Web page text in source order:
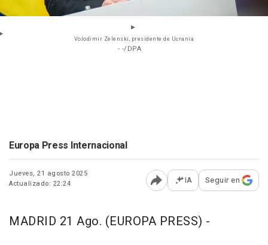
Volodimir Zelenski, presidente de Ucrania
- -/DPA
Europa Press Internacional
Jueves, 21 agosto 2025
Actualizado: 22:24
Abrir opciones para
IA Seguir en
MADRID 21 Ago. (EUROPA PRESS) -